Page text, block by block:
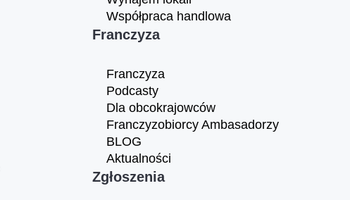
Współpraca handlowa
Franczyza
Franczyza
Podcasty
Dla obcokrajowców
Franczyzobiorcy Ambasadorzy
BLOG
Aktualności
Zgłoszenia